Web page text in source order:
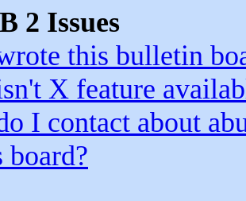
2 Issues
this bulletin
X feature
I contact about
board?